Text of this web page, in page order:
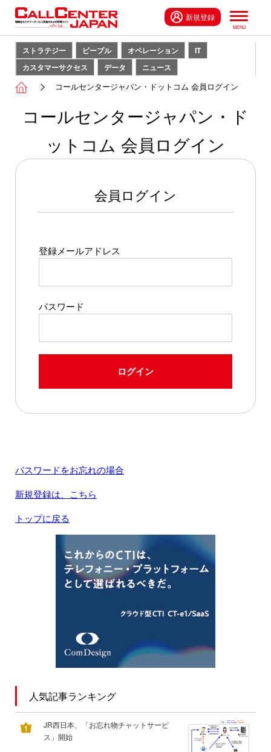
新規登録
ストラテジー ピープル オペレーション
IT
カスタマーサクセス
データ ニュース
コールセンタージャパン・ドットコム 会員ログイン
コールセンタージャパン・ド
ットコム 会員ログイン
会員ログイン
登録メールアドレス
パスワード
ログイン
パスワードをお忘れの場合
新規登録は、こちら
トップに戻る
人気記事ランキング
JR西日本、「お忘れ物チャットサービ
ス」開始